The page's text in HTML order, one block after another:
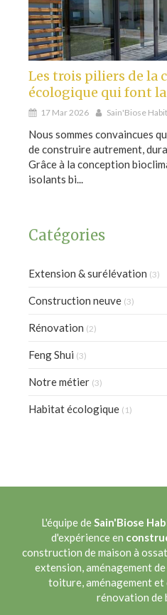
Les trois piliers de la
écologique qui font
17 Mar 2026 Sain'Biose
Nous sommes convaincues
de construire autrement,
Grâce à la conception
isolants bi...
Catégories
Extension & surélévation (3)
Construction neuve (3)
Rénovation (2)
Feng Shui (3)
Notre métier (3)
Habitat écologique (1)
L'équipe deSain'Biose
d'expérience en
construction de maison à
extension, aménagement
toiture, aménagement
rénovation de